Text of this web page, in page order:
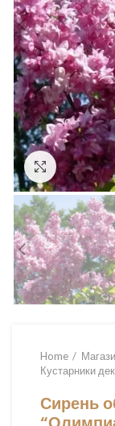
Увеличить
Home
Кустарники
Сирень